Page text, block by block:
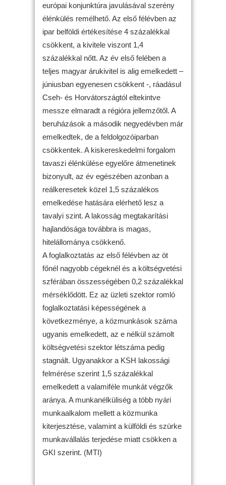
európai konjunktúra javulásával szerény
élénkülés remélhető. Az első félévben az
ipar belföldi értékesítése 4 százalékkal
csökkent, a kivitele viszont 1,4
százalékkal nőtt. Az év első felében a
teljes magyar árukivitel is alig emelkedett –
júniusban egyenesen csökkent -, ráadásul
Cseh- és Horvátországtól eltekintve
messze elmaradt a régióra jellemzőtől. A
beruházások a második negyedévben már
emelkedtek, de a feldolgozóiparban
csökkentek. A kiskereskedelmi forgalom
tavaszi élénkülése egyelőre átmenetinek
bizonyult, az év egészében azonban a
reálkeresetek közel 1,5 százalékos
emelkedése hatására elérhető lesz a
tavalyi szint. A lakosság megtakarítási
hajlandósága továbbra is magas,
hitelállománya csökkenő.
A foglalkoztatás az első félévben az öt
főnél nagyobb cégeknél és a költségvetési
szférában összességében 0,2 százalékkal
mérséklődött. Ez az üzleti szektor romló
foglalkoztatási képességének a
következménye, a közmunkások száma
ugyanis emelkedett, az e nélkül számolt
költségvetési szektor létszáma pedig
stagnált. Ugyanakkor a KSH lakossági
felmérése szerint 1,5 százalékkal
emelkedett a valamiféle munkát végzők
aránya. A munkanélküliség a több nyári
munkaalkalom mellett a közmunka
kiterjesztése, valamint a külföldi és szürke
munkavállalás terjedése miatt csökken a
GKI szerint. (MTI)